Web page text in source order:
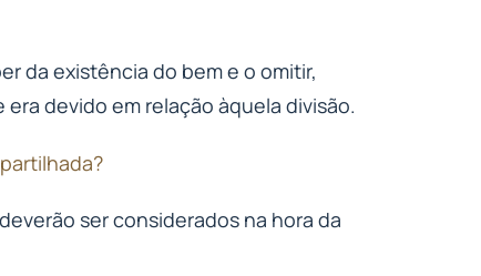
da existência do bem e o omitir,
devido em relação àquela divisão.
ser considerados na hora da